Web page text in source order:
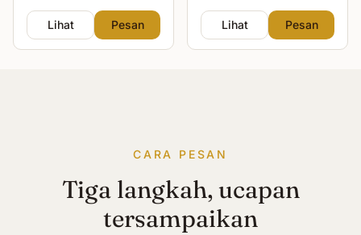
Lihat
Pesan Lihat Pesan
CARA PESAN
Tiga langkah, ucapan
tersampaikan